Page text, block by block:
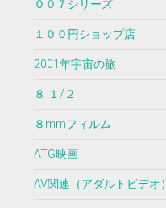
００７シリーズ
１００円ショップ店
2001年宇宙の旅
８ １/２
８mmフィルム
ATG映画
AV関連（アダルトビデオ）